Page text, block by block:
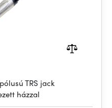
TRS jack
házzal